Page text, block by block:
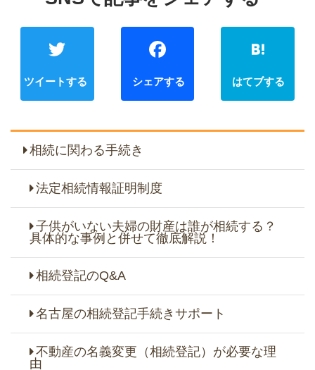
Twitter
相続に関わる手続き
法定相続情報証明制度
子供がいない夫婦の財産は誰が相続する？
具体的な事例と併せて徹底解説！
相続登記のQ&A
名古屋の相続登記手続きサポート
不動産の名義変更（相続登記）が必要な理
由